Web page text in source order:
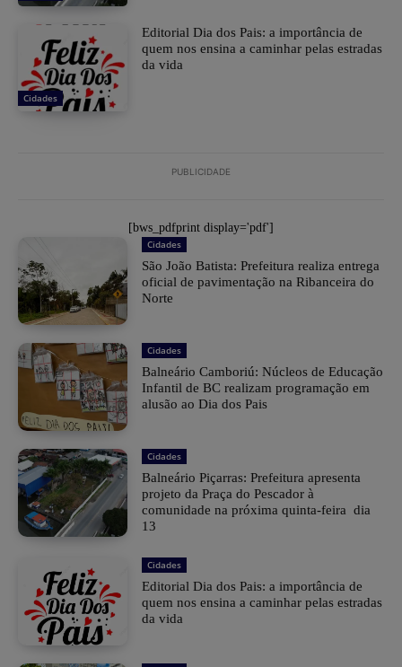
Cidades
Editorial Dia dos Pais: a importância de
quem nos ensina a caminhar pelas estradas
da vida
PUBLICIDADE
[bws_pdfprint display='pdf']
Cidades
São João Batista: Prefeitura realiza entrega
oficial de pavimentação na Ribanceira do
Norte
Cidades
Balneário Camboriú: Núcleos de Educação
Infantil de BC realizam programação em
alusão ao Dia dos Pais
Cidades
Balneário Piçarras: Prefeitura apresenta
projeto da Praça do Pescador à
comunidade na próxima quinta-feira dia
13
Cidades
Editorial Dia dos Pais: a importância de
quem nos ensina a caminhar pelas estradas
da vida